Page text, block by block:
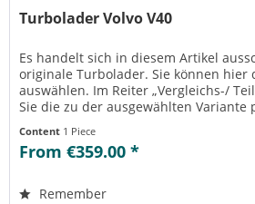
Turbolader Volvo V40
Es handelt sich in diesem Artikel
originale Turbolader. Sie können hier
auswählen. Im Reiter „Vergleichs-/
Sie die zu der ausgewählten Variante
Content 1 Piece
From €359.00 *
Remember